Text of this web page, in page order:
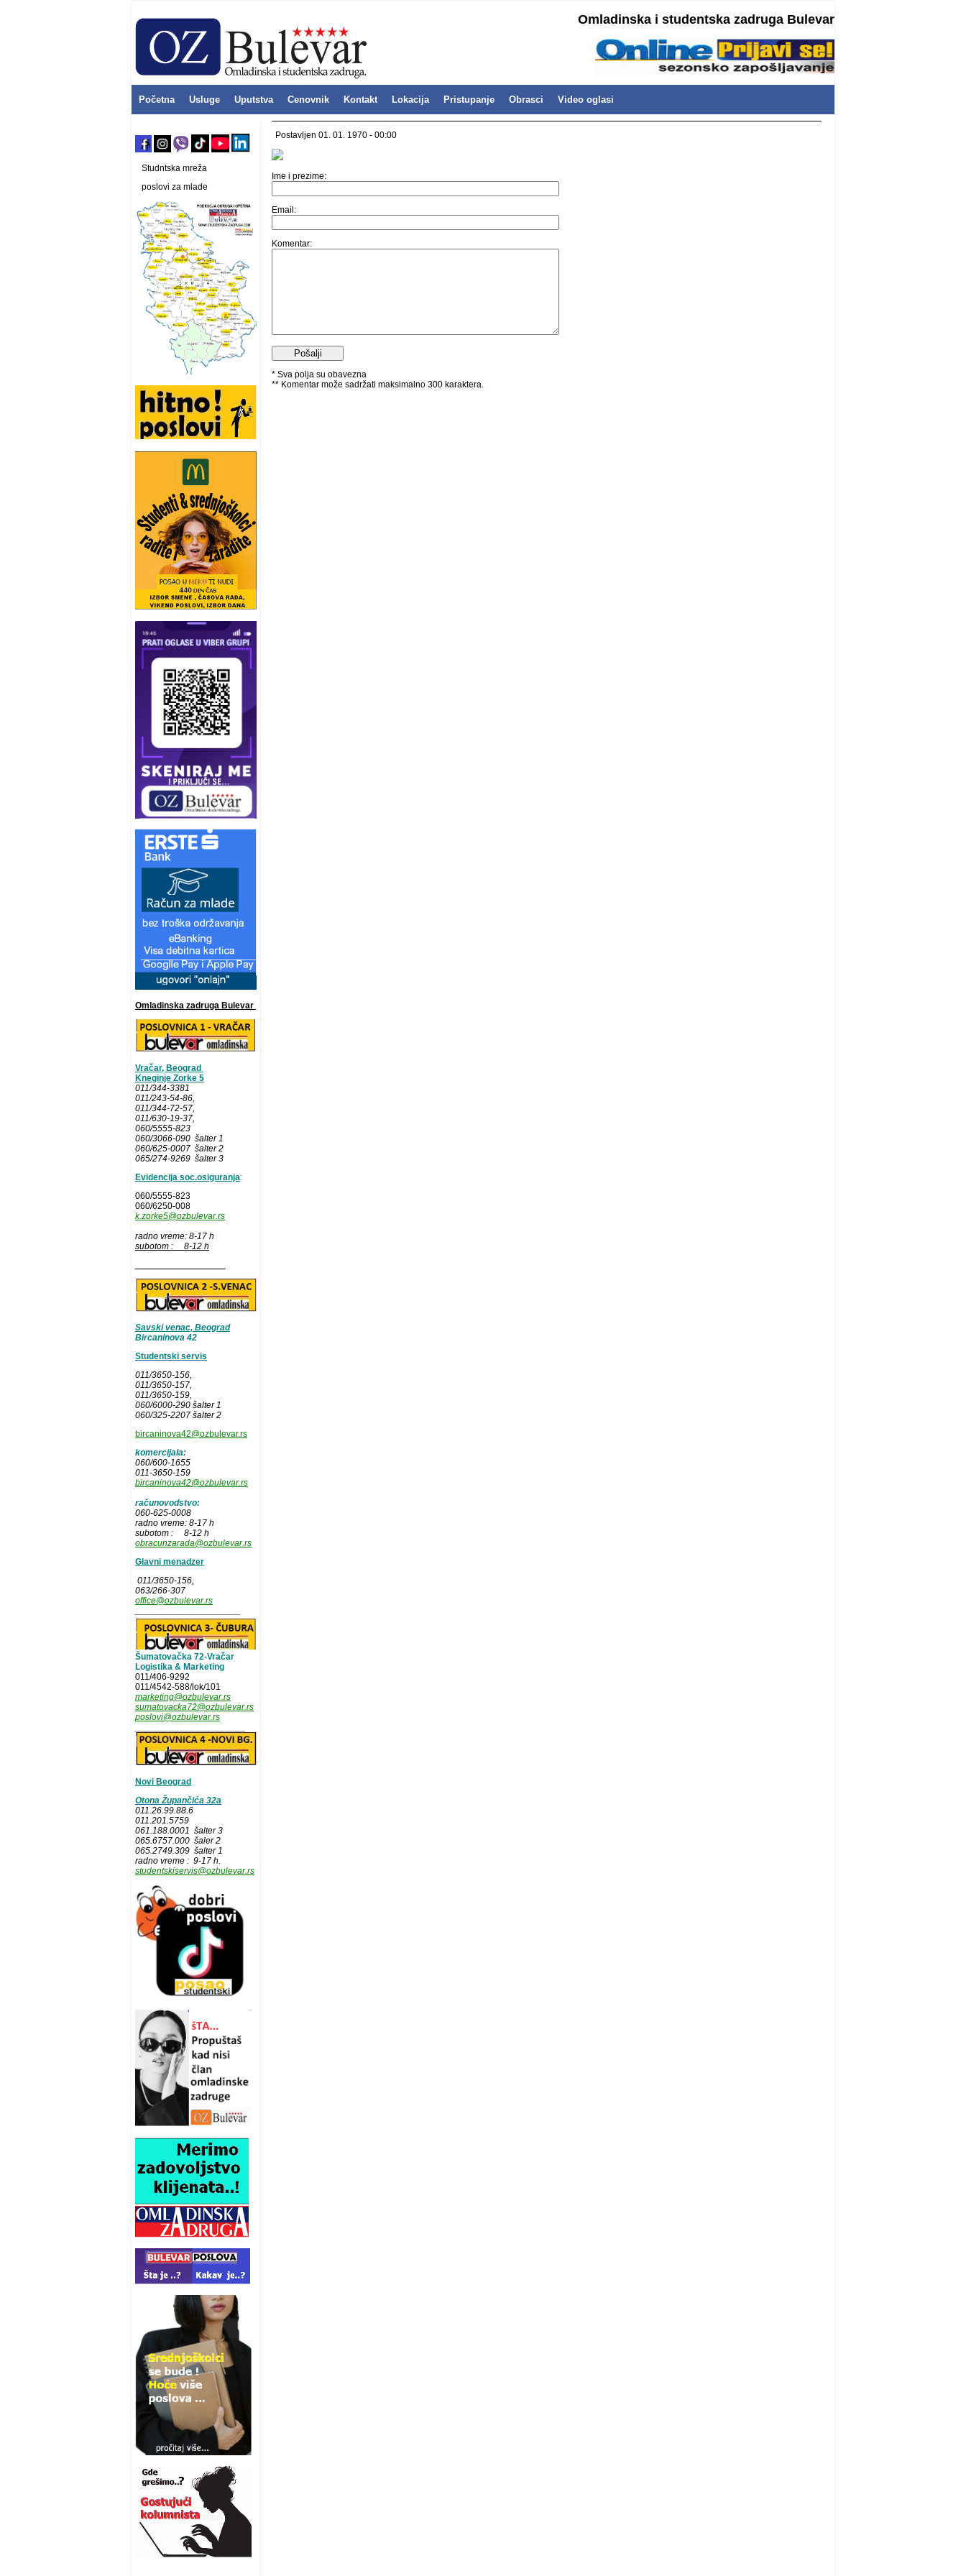
Omladinska i studentska zadruga Bulevar
Početna Usluge Uputstva Cenovnik Kontakt Lokacija Pristupanje Obrasci Video oglasi
Studntska mreža
poslovi za mlade
Omladinska zadruga Bulevar
Vračar, Beograd
Kneginje Zorke 5
011/344-3381
011/243-54-86
011/344-72-57,
011/630-19-37,
060/5555-823
060/3066-090 šalter 1
060/625-0007 šalter 2
065/274-9269 šalter 3
Evidencija soc.osiguranja:
060/5555-823
060/6250-008
k.zorke5@ozbulevar.rs
radno vreme: 8-17 h
subotom : 8-12 h
Savski venac, Beograd
Bircaninova 42
Studentski servis
011/3650-156,
011/3650-157,
011/3650-159,
060/6000-290 šalter 1
060/325-2207 šalter 2
bircaninova42@ozbulevar.rs
komercijala:
060/600-1655
011-3650-159
bircaninova42@ozbulevar.rs
računovodstvo:
060-625-0008
radno vreme: 8-17 h
subotom : 8-12 h
obracunzarada@ozbulevar.rs
Glavni menadzer
011/3650-156,
063/266-307
office@ozbulevar.rs
Šumatovačka 72-Vračar
Logistika & Marketing
011/406-9292
011/4542-588/lok/101
marketing@ozbulevar.rs
sumatovacka72@ozbulevar.rs
poslovi@ozbulevar.rs
Novi Beograd
Otona Župančića 32a
011.26.99.88.6
011.201.5759
061.188.0001 šalter 3
065.6757.000 šaler 2
065.2749.309 šalter 1
radno vreme : 9-17 h.
studentskiservis@ozbulevar.rs
Postavljen 01. 01. 1970 - 00:00
Ime i prezime:
Email:
Komentar:
* Sva polja su obavezna
** Komentar može sadržati maksimalno 300 karaktera.